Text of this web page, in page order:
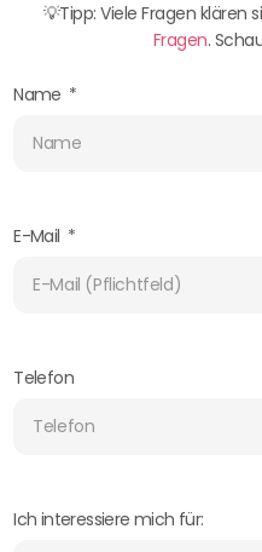
💡Tipp: Viele Fragen
Fragen.
Name
E-Mail
Telefon
Ich interessiere mich für: